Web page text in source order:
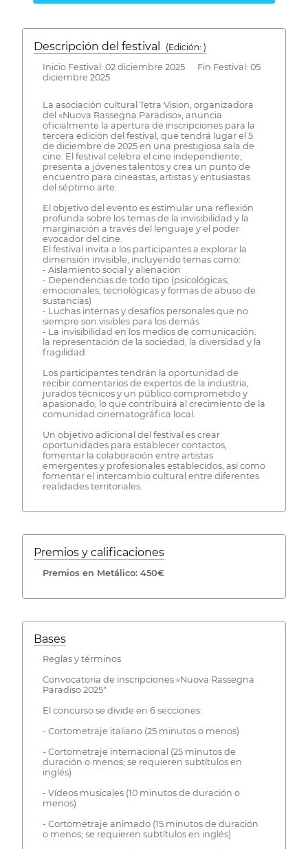
Descripción del festival
( Edición: )
Inicio Festival: 02 diciembre 2025 Fin Festival: 05
diciembre 2025
La asociación cultural Tetra Vision, organizadora
del «Nuova Rassegna Paradiso», anuncia
oficialmente la apertura de inscripciones para la
tercera edición del festival, que tendrá lugar el 5
de diciembre de 2025 en una prestigiosa sala de
cine. El festival celebra el cine independiente,
presenta a jóvenes talentos y crea un punto de
encuentro para cineastas, artistas y entusiastas
del séptimo arte.
El objetivo del evento es estimular una reflexión
profunda sobre los temas de la invisibilidad y la
marginación a través del lenguaje y el poder
evocador del cine.
El festival invita a los participantes a explorar la
dimensión invisible, incluyendo temas como:
- Aislamiento social y alienación
- Dependencias de todo tipo (psicológicas,
emocionales, tecnológicas y formas de abuso de
sustancias)
- Luchas internas y desafíos personales que no
siempre son visibles para los demás
- La invisibilidad en los medios de comunicación:
la representación de la sociedad, la diversidad y la
fragilidad
Los participantes tendrán la oportunidad de
recibir comentarios de expertos de la industria,
jurados técnicos y un público comprometido y
apasionado, lo que contribuirá al crecimiento de la
comunidad cinematográfica local.
Un objetivo adicional del festival es crear
oportunidades para establecer contactos,
fomentar la colaboración entre artistas
emergentes y profesionales establecidos, así como
fomentar el intercambio cultural entre diferentes
realidades territoriales.
Premios y calificaciones
Premios en Metálico: 450€
Bases
Reglas y términos
Convocatoria de inscripciones «Nuova Rassegna
Paradiso 2025"
El concurso se divide en 6 secciones:
- Cortometraje italiano (25 minutos o menos)
- Cortometraje internacional (25 minutos de
duración o menos; se requieren subtítulos en
inglés)
- Vídeos musicales (10 minutos de duración o
menos)
- Cortometraje animado (15 minutos de duración
o menos; se requieren subtítulos en inglés)